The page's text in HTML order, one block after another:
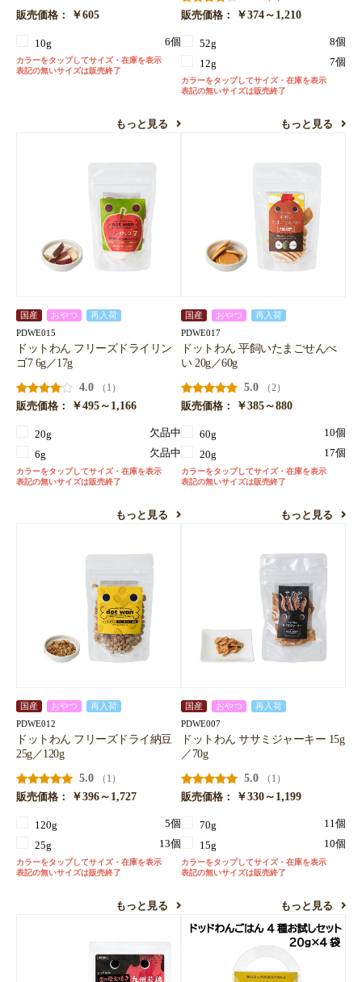
販売価格： ￥605
10g 6個
カラーをタップしてサイズ・在庫を表示
表記の無いサイズは販売終了
もっと見る
販売価格：
￥374～1,210
52g
8個
12g
7個
カラーをタップしてサイズ・在庫を表示
表記の無いサイズは販売終了
もっと見る
国産 おやつ 再入荷
PDWE015
ドットわん フリーズドライリン
ゴ7 6g／17g
4.0
（1）
販売価格：
￥495～1,166
20g
欠品中
6g
欠品中
カラーをタップしてサイズ・在庫を表示
表記の無いサイズは販売終了
もっと見る
国産 おやつ 再入荷
PDWE017
ドットわん 平飼いたまごせんべ
い 20g／60g
5.0
（2）
販売価格：
￥385～880
60g
10個
20g
17個
カラーをタップしてサイズ・在庫を表示
表記の無いサイズは販売終了
もっと見る
国産 おやつ 再入荷
PDWE012
ドットわん フリーズドライ納豆
25g／120g
5.0
（1）
販売価格：
￥396～1,727
120g
5個
25g
13個
カラーをタップしてサイズ・在庫を表示
表記の無いサイズは販売終了
もっと見る
国産 おやつ 再入荷
PDWE007
ドットわん ササミジャーキー 15g
／70g
5.0
（1）
販売価格：
￥330～1,199
70g
11個
15g
10個
カラーをタップしてサイズ・在庫を表示
表記の無いサイズは販売終了
もっと見る
お買い物を続ける